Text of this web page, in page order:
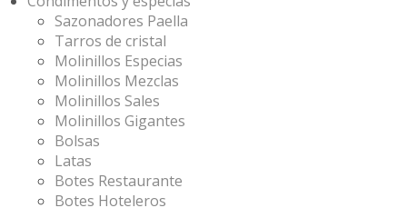
Sazonadores Paella
Tarros de cristal
Molinillos Especias
Molinillos Mezclas
Molinillos Sales
Molinillos Gigantes
Bolsas
Latas
Botes Restaurante
Botes Hoteleros